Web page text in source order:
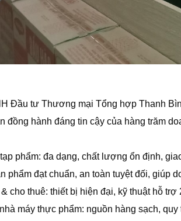
Đầu tư Thương mại Tổng hợp Thanh
đồng hành đáng tin cậy của hàng trăm
phẩm: đa dạng, chất lượng ổn định,
phẩm đạt chuẩn, an toàn tuyệt đối, giúp
cho thuê: thiết bị hiện đại, kỹ thuật hỗ
máy thực phẩm: nguồn hàng sạch,